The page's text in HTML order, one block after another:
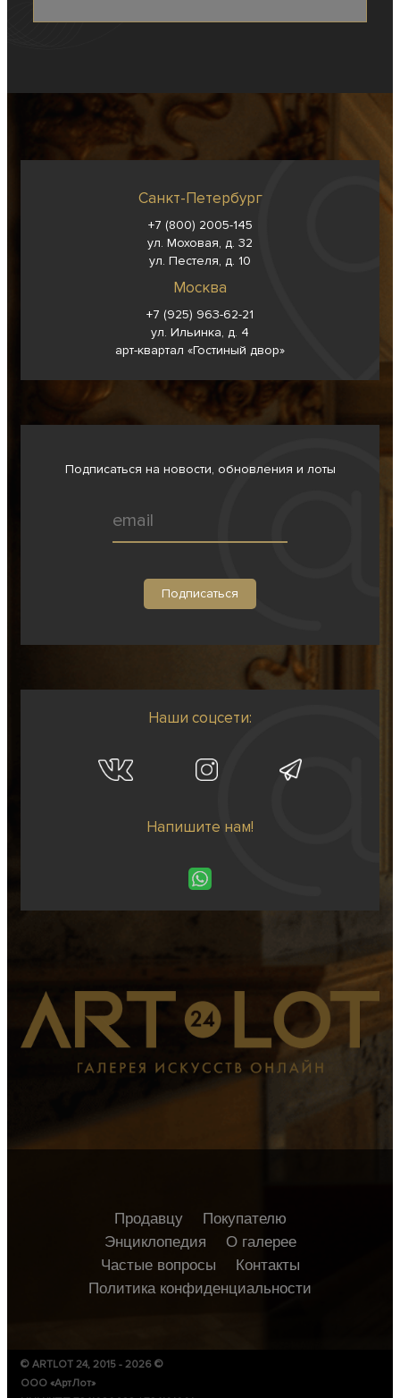
Санкт-Петербург
+7 (800) 2005-145
ул. Моховая, д. 32
ул. Пестеля, д. 10
Москва
+7 (925) 963-62-21
ул. Ильинка, д. 4
арт-квартал «Гостиный двор»
Подписаться на новости, обновления и лоты
Наши соцсети:
Напишите нам!
Продавцу
Покупателю
Энциклопедия
О галерее
Частые вопросы
Контакты
Политика конфиденциальности
© ARTLOT 24, 2015 - 2026 ©
ООО «АртЛот»